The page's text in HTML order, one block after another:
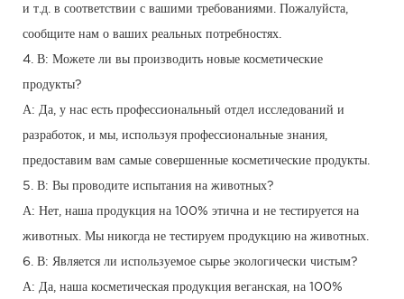
и т.д. в соответствии с вашими требованиями. Пожалуйста,
сообщите нам о ваших реальных потребностях.
4. В: Можете ли вы производить новые косметические
продукты?
А: Да, у нас есть профессиональный отдел исследований и
разработок, и мы, используя профессиональные знания,
предоставим вам самые совершенные косметические продукты.
5. В: Вы проводите испытания на животных?
А: Нет, наша продукция на 100% этична и не тестируется на
животных. Мы никогда не тестируем продукцию на животных.
6. В: Является ли используемое сырье экологически чистым?
А: Да, наша косметическая продукция веганская, на 100%